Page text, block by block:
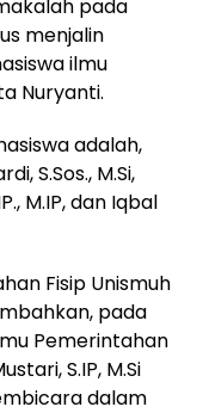
pada
menjalin
ilmu
Nuryanti.
adalah,
S.Sos., M.Si,
M.IP, dan Iqbal
Fisip Unismuh
pada
Pemerintahan
S.IP, M.Si
dalam